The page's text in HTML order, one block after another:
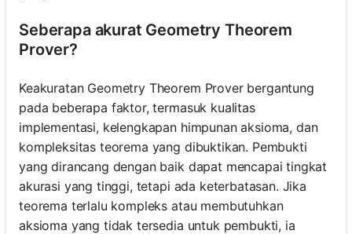
Seberapa akurat Geometry Theorem
Prover?
Keakuratan Geometry Theorem Prover bergantung
pada beberapa faktor, termasuk kualitas
implementasi, kelengkapan himpunan aksioma, dan
kompleksitas teorema yang dibuktikan. Pembukti
yang dirancang dengan baik dapat mencapai tingkat
akurasi yang tinggi, tetapi ada keterbatasan. Jika
teorema terlalu kompleks atau membutuhkan
aksioma yang tidak tersedia untuk pembukti, ia